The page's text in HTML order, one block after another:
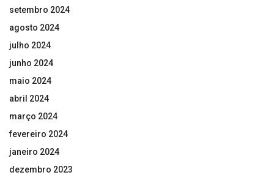
setembro 2024
agosto 2024
julho 2024
junho 2024
maio 2024
abril 2024
março 2024
fevereiro 2024
janeiro 2024
dezembro 2023